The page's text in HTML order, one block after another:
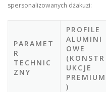
spersonalizowanych dżakuzi:
PARAMET
R
TECHNIC
ZNY
PROFILE
ALUMINI
OWE
(KONSTR
UKCJE
PREMIUM
)